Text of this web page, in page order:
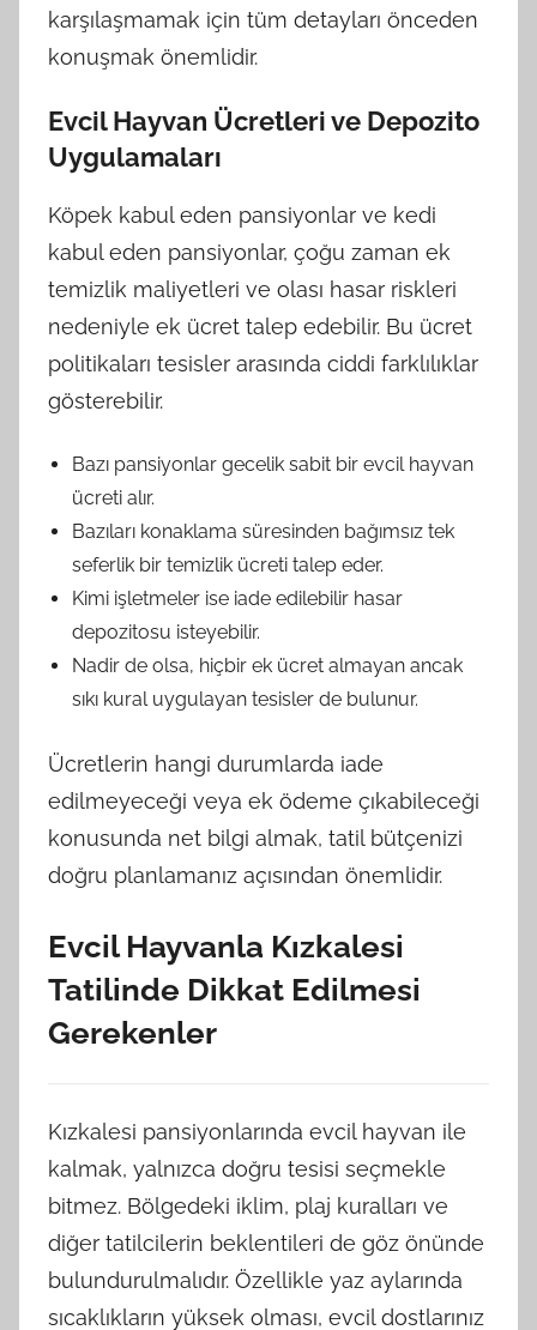
karşılaşmamak için tüm detayları önceden
konuşmak önemlidir.
Evcil Hayvan Ücretleri ve Depozito
Uygulamaları
Köpek kabul eden pansiyonlar ve kedi
kabul eden pansiyonlar, çoğu zaman ek
temizlik maliyetleri ve olası hasar riskleri
nedeniyle ek ücret talep edebilir. Bu ücret
politikaları tesisler arasında ciddi farklılıklar
gösterebilir.
Bazı pansiyonlar gecelik sabit bir evcil hayvan
ücreti alır.
Bazıları konaklama süresinden bağımsız tek
seferlik bir temizlik ücreti talep eder.
Kimi işletmeler ise iade edilebilir hasar
depozitosu isteyebilir.
Nadir de olsa, hiçbir ek ücret almayan ancak
sıkı kural uygulayan tesisler de bulunur.
Ücretlerin hangi durumlarda iade
edilmeyeceği veya ek ödeme çıkabileceği
konusunda net bilgi almak, tatil bütçenizi
doğru planlamanız açısından önemlidir.
Evcil Hayvanla Kızkalesi
Tatilinde Dikkat Edilmesi
Gerekenler
Kızkalesi pansiyonlarında evcil hayvan ile
kalmak, yalnızca doğru tesisi seçmekle
bitmez. Bölgedeki iklim, plaj kuralları ve
diğer tatilcilerin beklentileri de göz önünde
bulundurulmalıdır. Özellikle yaz aylarında
sıcaklıkların yüksek olması, evcil dostlarınız